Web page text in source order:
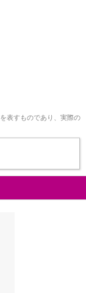
表すものであり、実際の